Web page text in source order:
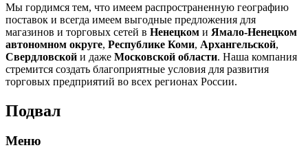
Мы гордимся тем, что имеем распространенную географию
поставок и всегда имеем выгодные предложения для
магазинов и торговых сетей в Ненецком и Ямало-Ненецком
автономном округе, Республике Коми, Архангельской,
Свердловской и даже Московской области. Наша компания
стремится создать благоприятные условия для развития
торговых предприятий во всех регионах России.
Подвал
Меню